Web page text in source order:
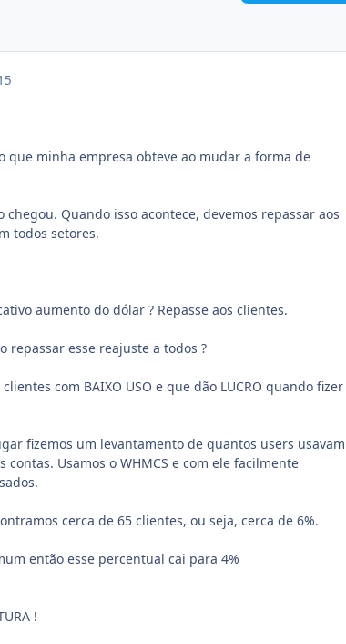
que minha empresa obteve ao mudar a forma de
Quando isso acontece, devemos repassar aos
todos setores.
aumento do dólar ? Repasse aos clientes.
repassar esse reajuste a todos ?
com BAIXO USO e que dão LUCRO quando fizer
fizemos um levantamento de quantos users usavam
contas. Usamos o WHMCS e com ele facilmente
cerca de 65 clientes, ou seja, cerca de 6%.
então esse percentual cai para 4%
!